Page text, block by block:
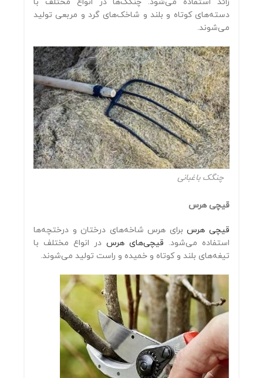
دسته‌های کوتاه و بلند و شاخک‌های گرد و مربعی تولید
می‌شوند.
چنگک باغبانی
قیچی هرس
قیچی هرسبرای هرس شاخه‌های درختان و درختچه‌ها
استفاده می‌شود. قیچی‌های هرس در انواع مختلف با
تیغه‌های بلند و کوتاه و خمیده و راست تولید می‌شوند.